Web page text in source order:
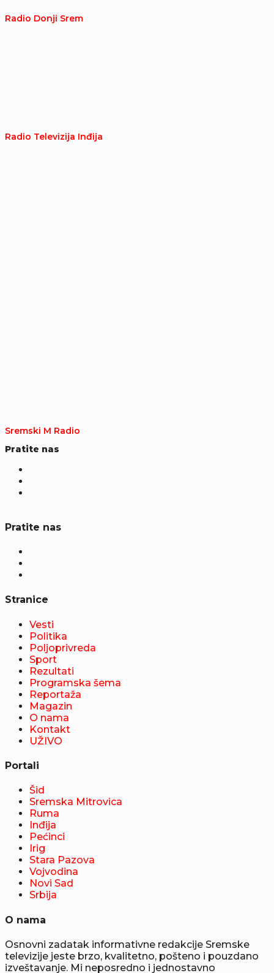
Radio Donji Srem
Radio Televizija Inđija
Sremski M Radio
Pratite nas
Pratite nas
Stranice
Vesti
Politika
Poljoprivreda
Sport
Rezultati
Programska šema
Reportaža
Magazin
O nama
Kontakt
UŽIVO
Portali
Šid
Sremska Mitrovica
Ruma
Inđija
Pećinci
Irig
Stara Pazova
Vojvodina
Novi Sad
Srbija
O nama
Osnovni zadatak informativne redakcije Sremske
televizije jeste brzo, kvalitetno, pošteno i pouzdano
izveštavanje. Mi neposredno i jednostavno